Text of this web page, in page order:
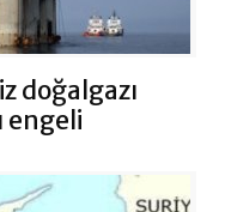
doğalgazı
engeli